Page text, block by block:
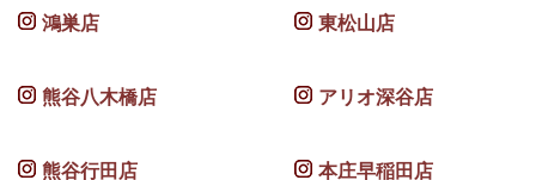
鴻巣店 東松山店
熊谷八木橋店 アリオ深谷店
熊谷行田店 本庄早稲田店